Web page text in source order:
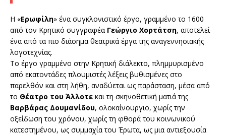
Η «Ερωφίλη» ένα συγκλονιστικό έργο, γραμμένο το 1600
από τον Κρητικό συγγραφέα Γεώργιο Χορτάτση, αποτελεί
ένα από τα πιο διάσημα θεατρικά έργα της αναγεννησιακής
λογοτεχνίας.
Το έργο γραμμένο στην Κρητική διάλεκτο, πλημμυρισμένο
από εκατοντάδες πλουμιστές λέξεις βυθισμένες στο
παρελθόν και στη λήθη, αναδύεται ως παράσταση, μέσα από
το Θέατρο του Άλλοτε και τη σκηνοθετική ματιά της
Βαρβάρας Δουμανίδου, ολοκαίνουργιο, χωρίς την
οξείδωση του χρόνου, χωρίς τη φθορά του κοινωνικού
κατεστημένου, ως συμμαχία του Έρωτα, ως μια αντιεξουσία